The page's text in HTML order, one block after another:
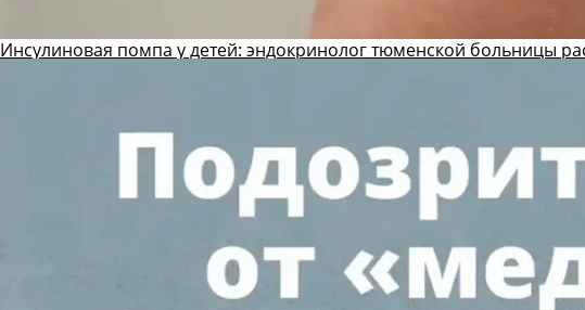
Инсулиновая помпа у детей: эндокринолог тюменской больницы